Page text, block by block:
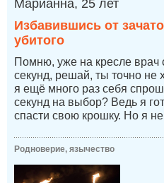
Марианна, 25 лет
Избавившись от
убитого
Помню, уже на кресле врач
секунд, решай, ты точно не
я ещё много раз себя
секунд на выбор? Ведь я
спасти свою крошку. Но я
Родноверие, язычество